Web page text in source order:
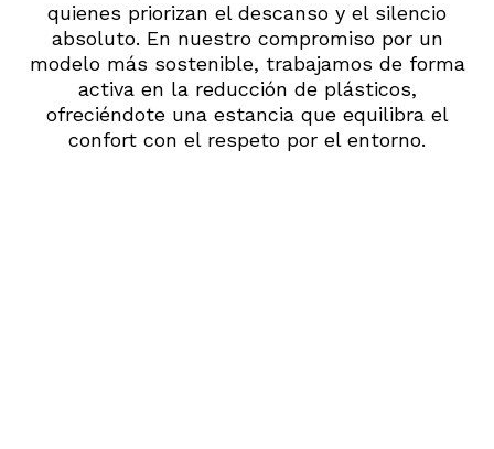
quienes priorizan el descanso y el silencio
absoluto. En nuestro compromiso por un
modelo más sostenible, trabajamos de forma
activa en la reducción de plásticos,
ofreciéndote una estancia que equilibra el
confort con el respeto por el entorno.